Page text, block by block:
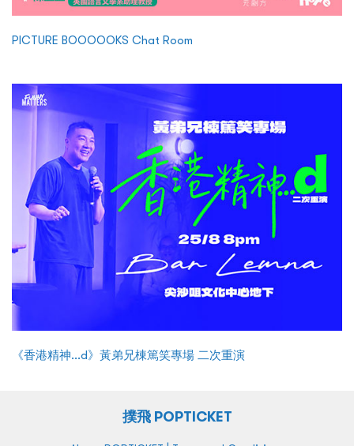
PICTURE BOOOOOKS Chat Room
《香港精神...d》黃弟兄棟篤笑專場 二次重演
撲飛 POPTICKET